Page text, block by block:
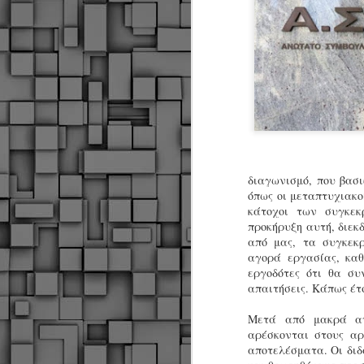
διαγωνισμό, που
όπως οι
κάτοχοι των
προκήρυξη αυτή,
από μας, τα
αγορά εργασίας,
εργοδότες ότι θα
απαιτήσεις. Κάπως
Μετά από μακρά
αρέσκονται στους
αποτελέσματα. Οι
JUN
Δήμος Κοζάνης :
Αναμνηστικά